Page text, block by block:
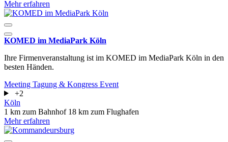
Mehr erfahren
KOMED im MediaPark Köln
Ihre Firmenveranstaltung ist im KOMED im MediaPark Köln in den
besten Händen.
Meeting Tagung & Kongress Event
+2
Köln
1 km zum Bahnhof 18 km zum Flughafen
Mehr erfahren